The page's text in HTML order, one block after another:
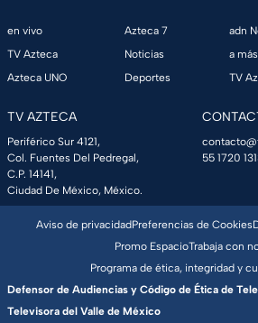
en vivo
TV Azteca
Azteca UNO
Azteca 7
Noticias
Deportes
adn
a
TV
TV AZTECA
Periférico Sur 4121,
Col. Fuentes Del Pedregal,
C.P. 14141,
Ciudad De México, México.
55 1720
Aviso de privacidadPreferencias de Cookies
Promo EspacioTrabaja con
Programa de ética, integridad y
Defensor de Audiencias y Código de Ética de
Televisora del Valle de México